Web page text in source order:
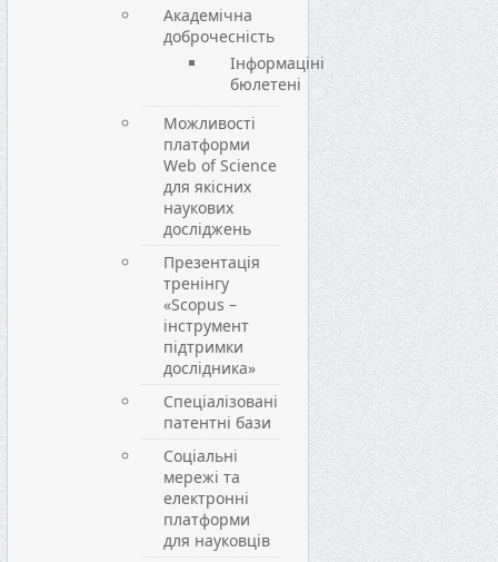
Академічна
доброчесність
Інформаціні
бюлетені
Можливості
платформи
Web of Science
для якісних
наукових
досліджень
Презентація
тренінгу
«Scopus –
інструмент
підтримки
дослідника»
Спеціалізовані
патентні бази
Соціальні
мережі та
електронні
платформи
для науковців